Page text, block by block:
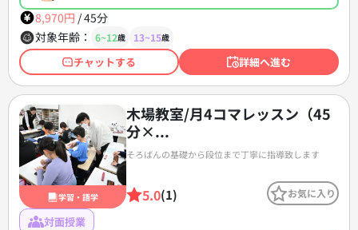
8,970円 /45分
対象年齢：
6~12歳 13~15歳
チャットする 詳細へ進む
学習・語学
木場教室/月4コマレッスン（45
分×...
そろばんの基礎から段位まで丁寧に指導致します
5.0(1) お気に入り
対面授業